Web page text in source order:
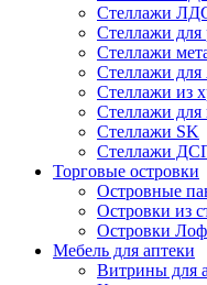
Стеллажи
Стеллажи для
Стеллажи
Стеллажи для
Стеллажи из
Стеллажи для
Стеллажи SK
Стеллажи
Торговые островки
Островные
Островки из
Островки
Мебель для аптеки
Витрины для